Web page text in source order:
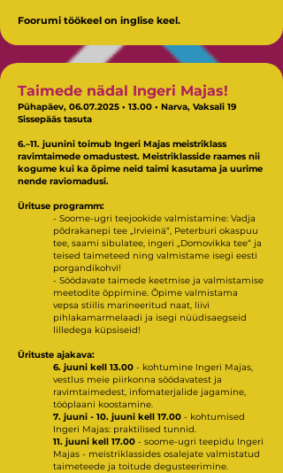
Foorumi töökeel on inglise keel.
Taimede nädal Ingeri Majas!
Pühapäev, 06.07.2025 • 13.00 • Narva, Vaksali 19
Sissepääs tasuta
6.–11. juunini toimub Ingeri Majas meistriklass
ravimtaimede omadustest. Meistriklasside raames nii
kogume kui ka õpime neid taimi kasutama ja uurime
nende raviomadusi.
Ürituse programm:
- Soome-ugri teejookide valmistamine: Vadja
põdrakanepi tee „Irvieinä“, Peterburi okaspuu
tee, saami sibulatee, ingeri „Domovikka tee“ ja
teised taimeteed ning valmistame isegi eesti
porgandikohvi!
- Söödavate taimede keetmise ja valmistamise
meetodite õppimine. Õpime valmistama
vepsa stiilis marineeritud naat, liivi
pihlakamarmelaadi ja isegi nüüdisaegseid
lilledega küpsiseid!
Ürituste ajakava:
6. juuni kell 13.00 - kohtumine Ingeri Majas,
vestlus meie piirkonna söödavatest ja
ravimtaimedest, infomaterjalide jagamine,
tööplaani koostamine.
7. juuni - 10. juuni kell 17.00 - kohtumised
Ingeri Majas: praktilised tunnid.
11. juuni kell 17.00 - soome-ugri teepidu Ingeri
Majas - meistriklassides osalejate valmistatud
taimeteede ja toitude degusteerimine.